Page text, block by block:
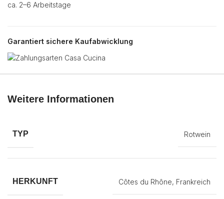
ca. 2–6 Arbeitstage
Garantiert sichere Kaufabwicklung
Weitere Informationen
TYP Rotwein
HERKUNFT Côtes du Rhône, Frankreich